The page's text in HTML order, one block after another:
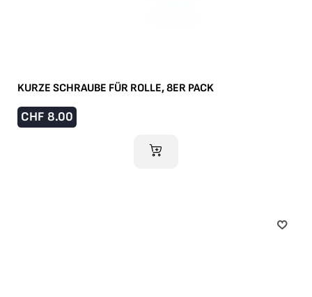
KURZE SCHRAUBE FÜR ROLLE, 8ER PACK
CHF 8.00
IM WARENKORB